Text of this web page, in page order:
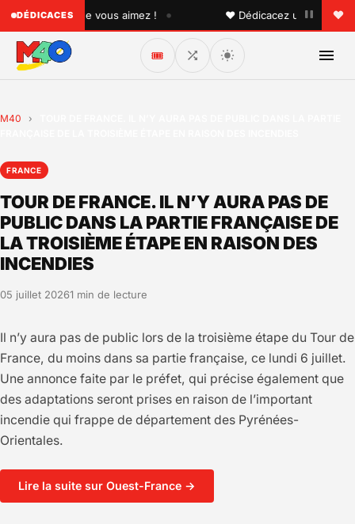
DÉDICACES
quelqu'un que vous aimez ! • ♥ Dédicacez un titre à vos
🎟️
M40 ›
FRANCE
TOUR DE FRANCE. IL N’Y AURA PAS DE
PUBLIC DANS LA PARTIE FRANÇAISE DE
LA TROISIÈME ÉTAPE EN RAISON DES
INCENDIES
05 juillet 20261 min de lecture
Il n’y aura pas de public lors de la troisième étape du Tour de
France, du moins dans sa partie française, ce lundi 6 juillet.
Une annonce faite par le préfet, qui précise également que
des adaptations seront prises en raison de l’important
incendie qui frappe de département des Pyrénées-
Orientales.
Lire la suite sur Ouest-France →